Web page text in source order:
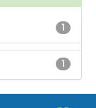
1
1